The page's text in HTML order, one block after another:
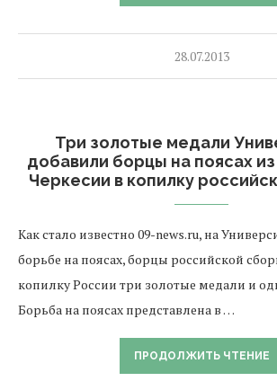
28.07.2013
Три золотые медали
добавили борцы на поясах
Черкесии в копилку
Как стало известно 09-news.ru, на
борьбе на поясах, борцы российской
копилку России три золотые медали и
Борьба на поясах представлена в …
ПРОДОЛЖИТЬ ЧТЕНИЕ